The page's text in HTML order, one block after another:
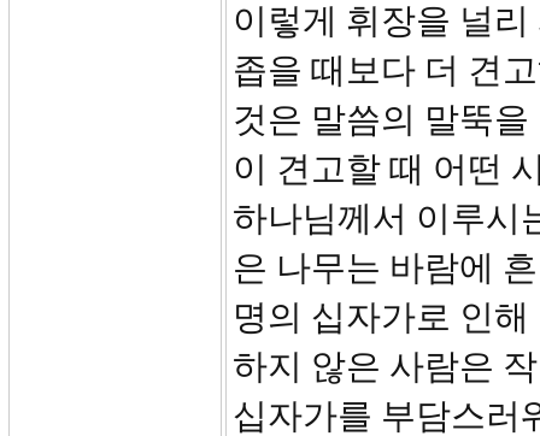
이렇게 휘장을 널
좁을 때보다 더 견
것은 말씀의 말뚝
이 견고할 때 어떤
하나님께서 이루시
은 나무는 바람에
명의 십자가로 인
하지 않은 사람은
십자가를 부담스러